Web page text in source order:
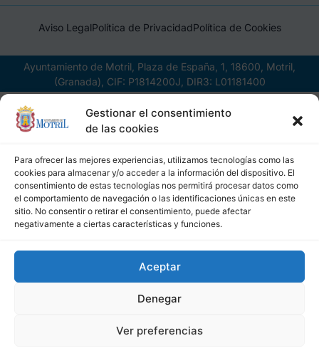
Gestionar el consentimiento
de las cookies
Para ofrecer las mejores experiencias, utilizamos tecnologías como las
cookies para almacenar y/o acceder a la información del dispositivo. El
consentimiento de estas tecnologías nos permitirá procesar datos como
el comportamiento de navegación o las identificaciones únicas en este
sitio. No consentir o retirar el consentimiento, puede afectar
negativamente a ciertas características y funciones.
Aceptar
Denegar
Ver preferencias
Aviso LegalPolítica de PrivacidadPolítica de Cookies
Ayuntamiento de Motril, Plaza de España, 1, 18600, Motril,
(Granada), CIF: P1814200J, DIR3: L01181400